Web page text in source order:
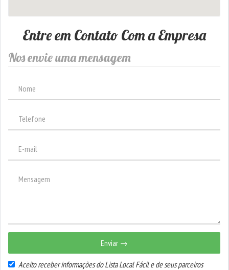
Entre em Contato Com a Empresa
Nos envie uma mensagem
Enviar →
Aceito receber informações do Lista Local Fácil e de seus parceiros